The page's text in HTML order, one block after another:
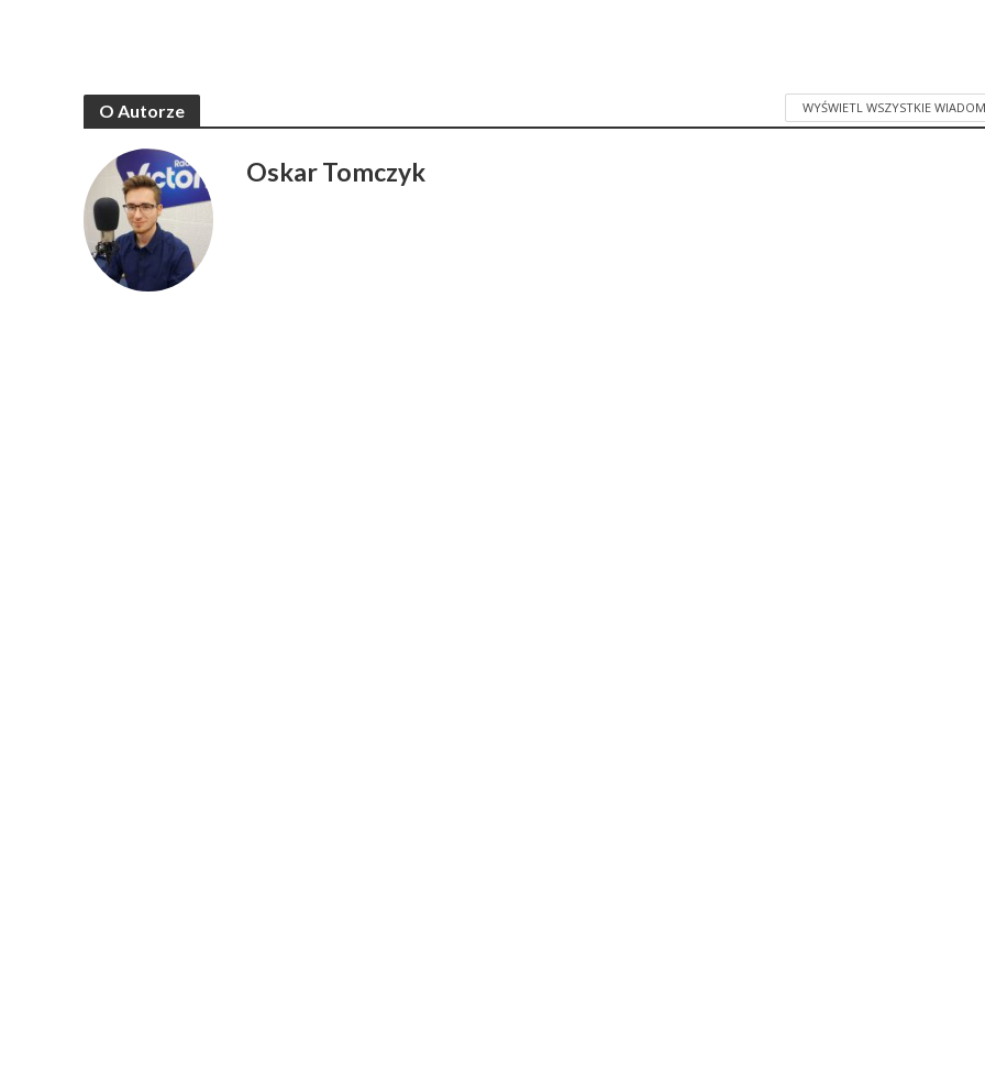
O Autorze WYŚWIETL WSZYSTKIE
Oskar Tomczyk